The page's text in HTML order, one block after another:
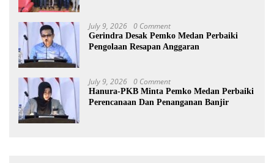
July 9, 2026 0 Comment
Gerindra Desak Pemko Medan Perbaiki
Pengolaan Resapan Anggaran
July 9, 2026 0 Comment
Hanura-PKB Minta Pemko Medan Perbaiki
Perencanaan Dan Penanganan Banjir